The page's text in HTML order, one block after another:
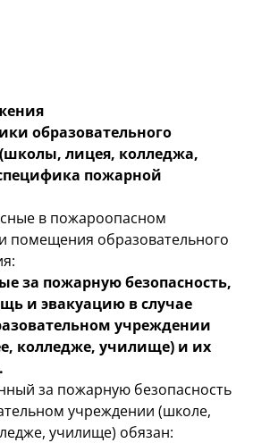
образовательного
лицея, колледжа,
пожарной
в пожароопасном
помещения образовательного
за пожарную безопасность,
и эвакуацию в случае
учреждении
колледже, училище) и их
за пожарную безопасность
учреждении (школе,
училище) обязан: